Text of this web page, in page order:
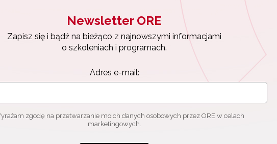
Newsletter ORE
Zapisz się i bądź na bieżąco z najnowszymi informacjami
o szkoleniach i programach.
Adres e-mail:
zgodę na przetwarzanie moich danych osobowych przez ORE w celach
marketingowych.